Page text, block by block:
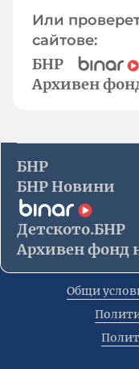
Или
сайтове:
БНР
Архивен
БНР
БНР Новини
Детското.БНР
Архивен фонд
Общи